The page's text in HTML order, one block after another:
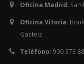
Oficina Madrid:
Oficina Vitoria:
Gasteiz
Teléfono: 900 373